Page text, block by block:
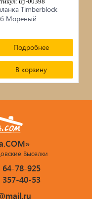
Timberblock
Мореный
Подробнее
В корзину
Выселки
78-925
40-53